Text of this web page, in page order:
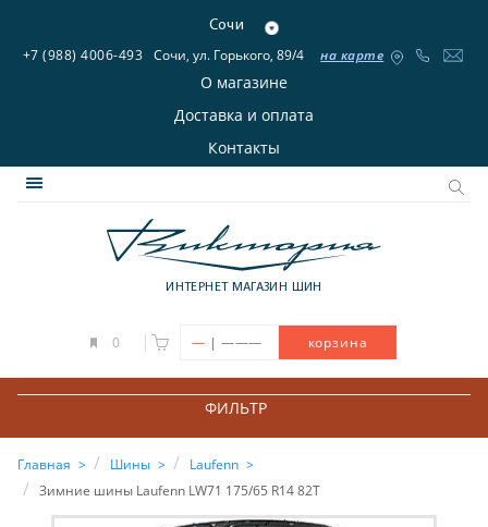
Сочи
+7 (988) 4006-493 Сочи, ул. Горького, 89/4 на карте
О магазине
Доставка и оплата
Контакты
ИНТЕРНЕТ МАГАЗИН ШИН
0 — | ——— корзина
ФИЛЬТР
Главная Шины
Laufenn
Зимние шины Laufenn LW71 175/65 R14 82T